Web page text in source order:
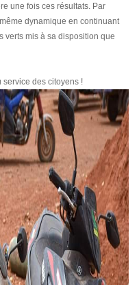
une fois ces résultats. Par
dynamique en continuant
verts mis à sa disposition que
des citoyens !